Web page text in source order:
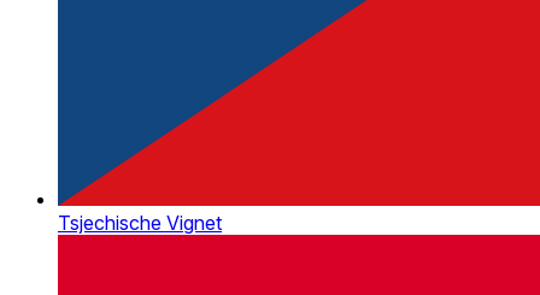
Tsjechische Vignet